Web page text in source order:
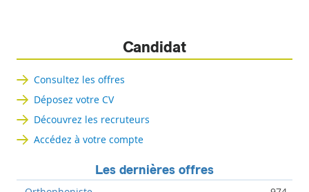
Candidat
Consultez les offres
Déposez votre CV
Découvrez les recruteurs
Accédez à votre compte
Les dernières offres